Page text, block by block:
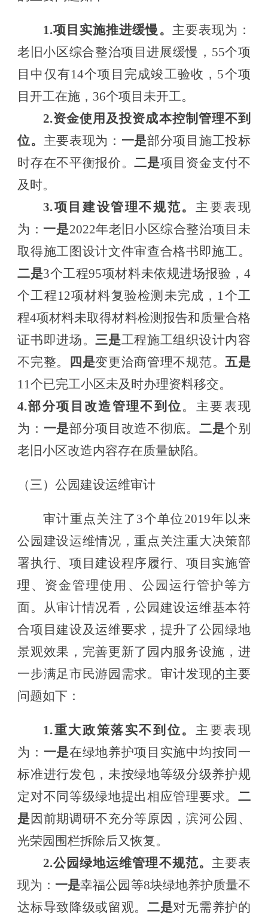
1.项目实施推进缓慢 。 主要表现为：
老旧小区综合整治项目进展缓慢， 55个项
目中仅有14个项目完成竣工验收，5个项
目开工在施，36个项目未开工。
2.资金使用及投资成本控制 管理不到
位。 主要表现为： 一是部分项目施工投标
时存在不平衡报价。二是项目资金支付不
及时。
3.项目建设管理不规范。 主要表现
为： 一是2022年老旧小区综合整治项目未
取得施工图设计文件审查合格书即施工。
二是3个工程95项材料未依规进场报验，4
个工程12项材料复验检测未完成， 1个工
程4项材料未取得材料检测报告和质量合格
证书即进场。三是工程施工组织设计内容
不完整。
四是变更洽商管理不规范。五是
11个已完工小区未及时办理资料移交。
4.部分项目改造管理不到位。 主要表现
为： 一是部分项目改造不彻底。 二是个别
老旧小区改造内容存在质量缺陷。
（三）公园建设运维审计
审计重点关注了 3个单位2019年 以来
公园建设运维情况，重点关注重大决策部
署执行、项目建设程序履行、项目实施管
理、资金管理使用、公园运行管护等方
面。 从审计情况看，公园建设运维基本符
合项目建设及运维要求，提升了公园绿地
景观效果，完善更新了园内服务设施，进
一步满足市民游园需求。 审计发现的主要
问题如下：
1.重大政策落实不到位。 主要表现
为： 一是在绿地养护项目实施中均按同一
标准进行发包， 未按绿地等级分级养护规
定对不同等级绿地提出相应管理要求。 二
是因前期调研不充分等原因，滨河公园 、
光荣园 围栏拆除后又恢复。
2.公园绿地运维管理不规范。 主要表
现为： 一是幸福公园等8块绿地养护质量不
达标导致降级或留观。二是对无需养护的